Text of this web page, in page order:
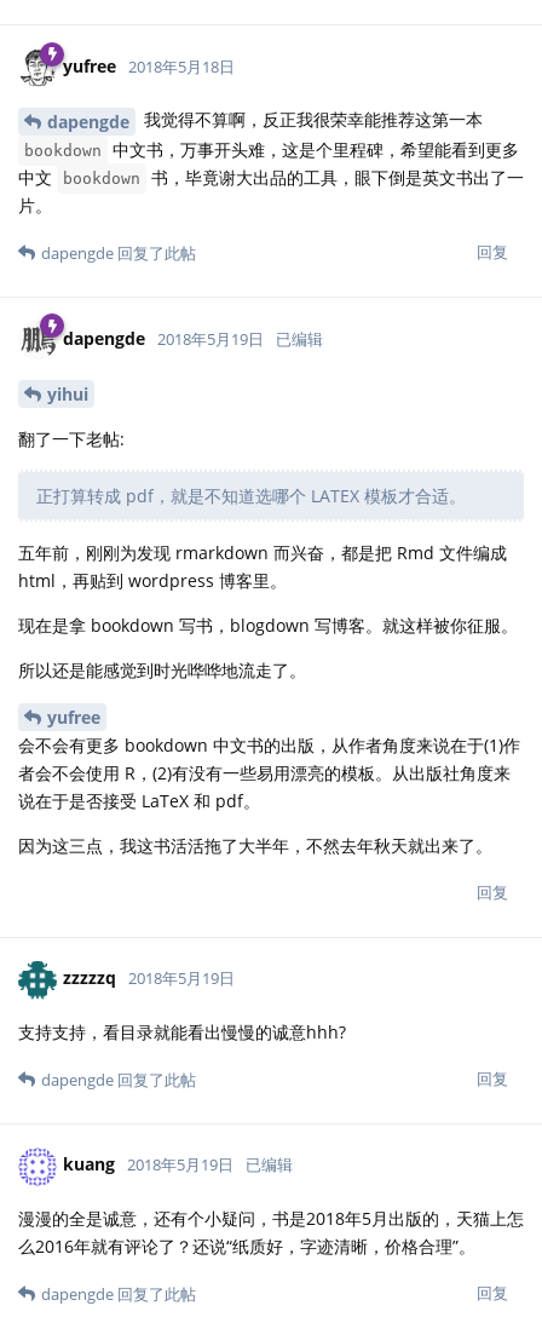
yufree 2018年5月18日
dapengde 我觉得不算啊，反正我很荣幸能推荐这第一本
bookdown
中文书，万事开头难，这是个里程碑，希望能看到更多
中文
bookdown
书，毕竟谢大出品的工具，眼下倒是英文书出了一
片。
回复
dapengde 回复了此帖
dapengde 2018年5月19日 已编辑
yihui
翻了一下老帖:
正打算转成 pdf，就是不知道选哪个 LATEX 模板才合适。
五年前，刚刚为发现 rmarkdown 而兴奋，都是把 Rmd 文件编成
html，再贴到 wordpress 博客里。
现在是拿 bookdown 写书，blogdown 写博客。就这样被你征服。
所以还是能感觉到时光哗哗地流走了。
yufree
会不会有更多 bookdown 中文书的出版，从作者角度来说在于(1)作
者会不会使用 R，(2)有没有一些易用漂亮的模板。从出版社角度来
说在于是否接受 LaTeX 和 pdf。
因为这三点，我这书活活拖了大半年，不然去年秋天就出来了。
回复
zzzzzq 2018年5月19日
支持支持，看目录就能看出慢慢的诚意hhh?
回复
dapengde 回复了此帖
kuang 2018年5月19日 已编辑
漫漫的全是诚意，还有个小疑问，书是2018年5月出版的，天猫上怎
么2016年就有评论了？还说“纸质好，字迹清晰，价格合理”。
回复
dapengde 回复了此帖